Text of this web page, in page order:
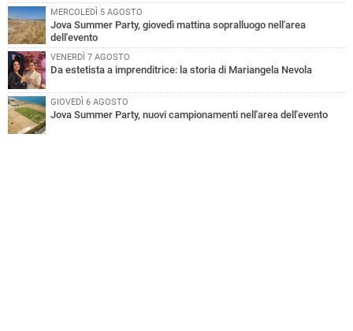
MERCOLEDÌ 5 AGOSTO
Jova Summer Party, giovedì mattina sopralluogo nell'area
dell'evento
VENERDÌ 7 AGOSTO
Da estetista a imprenditrice: la storia di Mariangela Nevola
GIOVEDÌ 6 AGOSTO
Jova Summer Party, nuovi campionamenti nell'area dell'evento